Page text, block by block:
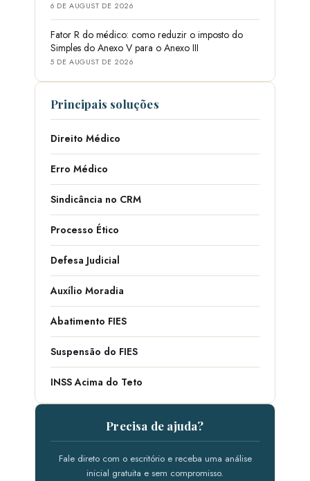
6 DE AUGUST DE 2026
Fator R do médico: como reduzir o imposto do
Simples do Anexo V para o Anexo III
5 DE AUGUST DE 2026
Principais soluções
Direito Médico
Erro Médico
Sindicância no CRM
Processo Ético
Defesa Judicial
Auxílio Moradia
Abatimento FIES
Suspensão do FIES
INSS Acima do Teto
Precisa de ajuda?
Fale direto com o escritório e receba uma análise
inicial gratuita e sem compromisso.